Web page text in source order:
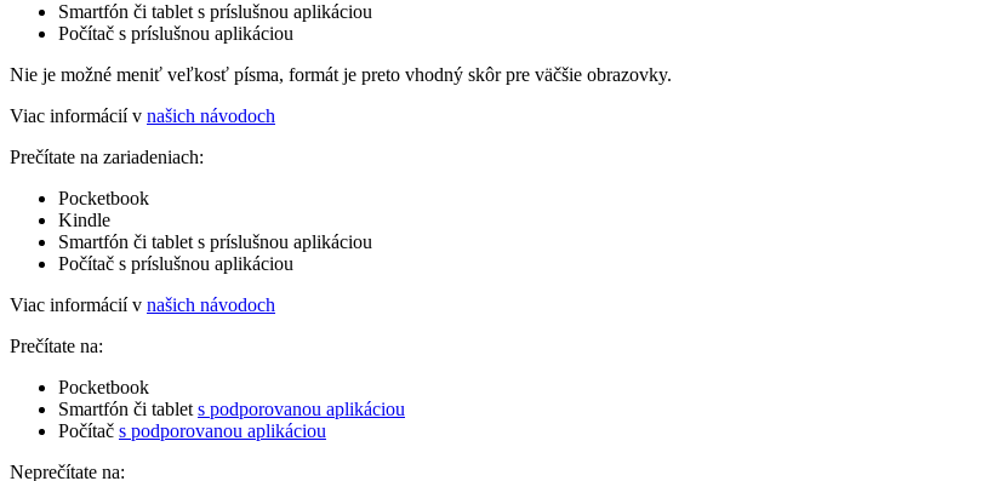
Smartfón či tablet s príslušnou aplikáciou
Počítač s príslušnou aplikáciou
Nie je možné meniť veľkosť písma, formát je preto vhodný skôr pre väčšie obrazovky.
Viac informácií v našich návodoch
Prečítate na zariadeniach:
Pocketbook
Kindle
Smartfón či tablet s príslušnou aplikáciou
Počítač s príslušnou aplikáciou
Viac informácií v našich návodoch
Prečítate na:
Pocketbook
Smartfón či tablet s podporovanou aplikáciou
Počítač s podporovanou aplikáciou
Neprečítate na: